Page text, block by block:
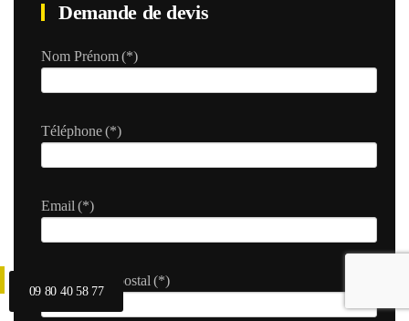
Demande de devis
Nom Prénom(*)
Téléphone(*)
Email (*)
Ville et code postal (*)
09 80 40 58 77